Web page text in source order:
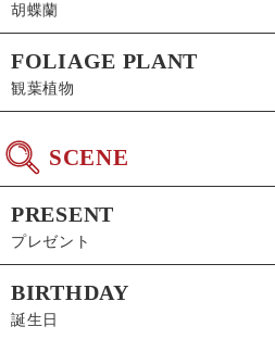
胡蝶蘭
FOLIAGE PLANT
観葉植物
SCENE
PRESENT
プレゼント
BIRTHDAY
誕生日